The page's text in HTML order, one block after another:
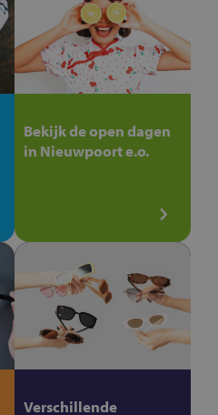
Bekijk de open dagen
in Nieuwpoort e.o.
Verschillende